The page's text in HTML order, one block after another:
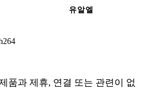
유알엘
품과 제휴, 연결 또는 관련이 없